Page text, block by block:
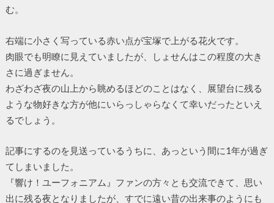
む。
右端に小さく写っている赤い点が宝塚で上がる花火です。
肉眼でも明瞭に見えていましたが、しょせんはこの程度の大き
さに過ぎません。
わざわざ夜の山上から眺めるほどのことはなく、展望台に残る
ような物好きな方が他にいらっしゃらなくて幸いだったといえ
るでしょう。
記事にするのを見送っているうちに、あっという間に1年が過ぎ
てしまいました。
『響け！ユーフォニアム』ファンの方々とも交流できて、思い
出に残る夜となりましたが、すでに遠い昔の出来事のようにも